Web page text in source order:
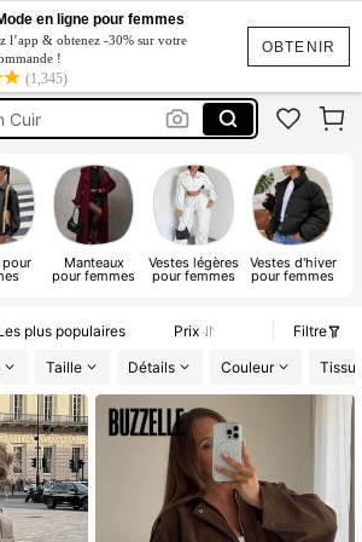
OBTENIR
en ligne pour femmes
l’app & obtenez -30% sur votre
!
(1,345)
Hiver Femme
Automne Femme
Cuir
Hiver Femme
pour Manteaux
pour femmes
Vestes légères
pour femmes
Vestes d'hiver
pour femmes
plus populaires Prix
Filtre
Taille Détails Couleur